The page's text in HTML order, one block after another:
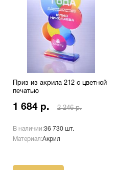
Приз из акрила 212 с цветной
печатью
1 684 р. 2 246 р.
В наличии:36 730 шт.
Материал:Акрил